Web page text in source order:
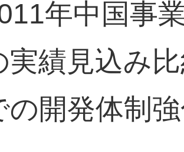
年中国事
実績見込み
の開発体制